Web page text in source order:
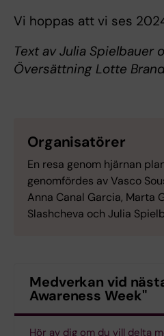
Vi hoppas att vi ses
Text av Julia Spielbauer
Översättning Lotte
Organisatörer
En resa genom hjärnan
genomfördes av Vasco
Anna Canal Garcia, Marta
Slashcheva och Julia
Medverkan vid
Awareness Week"
Hör av dig om du vill delta